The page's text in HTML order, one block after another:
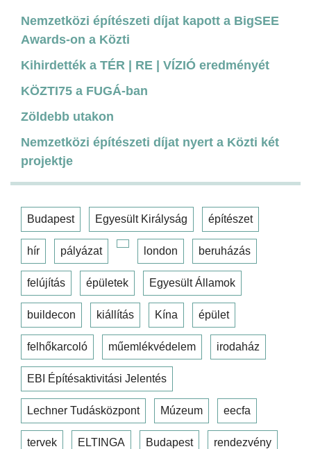
Nemzetközi építészeti díjat kapott a BigSEE
Awards-on a Közti
Kihirdették a TÉR | RE | VÍZIÓ eredményét
KÖZTI75 a FUGÁ-ban
Zöldebb utakon
Nemzetközi építészeti díjat nyert a Közti két
projektje
Budapest Egyesült Királyság építészet
hír pályázat london beruházás
felújítás épületek Egyesült Államok
buildecon kiállítás Kína épület
felhőkarcoló műemlékvédelem irodaház
EBI Építésaktivitási Jelentés
Lechner Tudásközpont Múzeum eecfa
tervek ELTINGA Budapest rendezvény